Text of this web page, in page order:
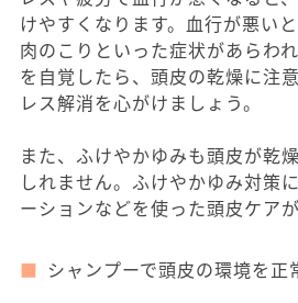
けやすくなります。血行が悪い
肉のこりといった症状があらわ
を自覚したら、頭皮の乾燥に注
レス解消を心がけましょう。
また、ふけやかゆみも頭皮が乾
しれません。ふけやかゆみ対策
ーションなどを使った頭皮ケア
シャンプーで頭皮の環境を正